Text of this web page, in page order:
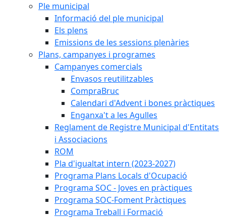
Ple municipal
Informació del ple municipal
Els plens
Emissions de les sessions plenàries
Plans, campanyes i programes
Campanyes comercials
Envasos reutilitzables
CompraBruc
Calendari d'Advent i bones pràctiques
Enganxa't a les Agulles
Reglament de Registre Municipal d'Entitats
i Associacions
ROM
Pla d'igualtat intern (2023-2027)
Programa Plans Locals d'Ocupació
Programa SOC - Joves en pràctiques
Programa SOC-Foment Pràctiques
Programa Treball i Formació